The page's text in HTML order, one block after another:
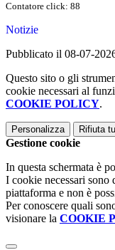
Contatore click: 88
Notizie
Pubblicato il 08-07-
Questo sito o gli
cookie necessari al
COOKIE POLICY.
Personalizza Rifiuta
Gestione cookie
In questa schermata è
I cookie necessari
piattaforma e non è
Per conoscere quali
visionare la COOKIE